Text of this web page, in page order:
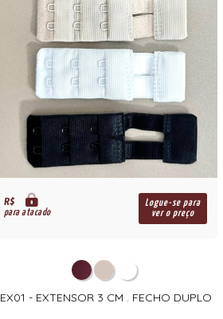
R$
para atacado
Logue-se para
ver o preço
EX01 - EXTENSOR 3 CM . FECHO DUPLO